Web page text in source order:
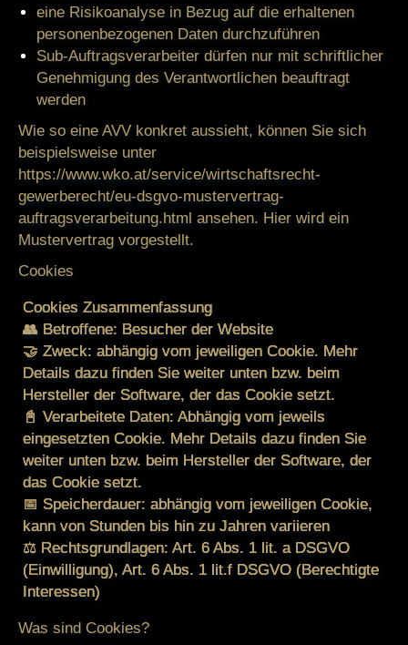
eine Risikoanalyse in Bezug auf die erhaltenen
personenbezogenen Daten durchzuführen
Sub-Auftragsverarbeiter dürfen nur mit schriftlicher
Genehmigung des Verantwortlichen beauftragt
werden
Wie so eine AVV konkret aussieht, können Sie sich
beispielsweise unter
https://www.wko.at/service/wirtschaftsrecht-
gewerberecht/eu-dsgvo-mustervertrag-
auftragsverarbeitung.html ansehen. Hier wird ein
Mustervertrag vorgestellt.
Cookies
Cookies Zusammenfassung
👥 Betroffene: Besucher der Website
🤝 Zweck: abhängig vom jeweiligen Cookie. Mehr
Details dazu finden Sie weiter unten bzw. beim
Hersteller der Software, der das Cookie setzt.
📓 Verarbeitete Daten: Abhängig vom jeweils
eingesetzten Cookie. Mehr Details dazu finden Sie
weiter unten bzw. beim Hersteller der Software, der
das Cookie setzt.
📅 Speicherdauer: abhängig vom jeweiligen Cookie,
kann von Stunden bis hin zu Jahren variieren
⚖️ Rechtsgrundlagen: Art. 6 Abs. 1 lit. a DSGVO
(Einwilligung), Art. 6 Abs. 1 lit.f DSGVO (Berechtigte
Interessen)
Was sind Cookies?